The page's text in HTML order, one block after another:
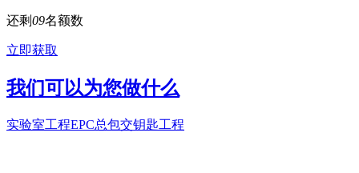
还剩09名额数
立即获取
我们可以为您做什么
实验室工程EPC总包交钥匙工程